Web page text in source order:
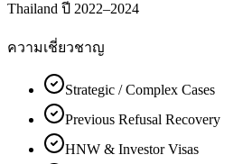
Thailand ปี 2022–2024
ความเชี่ยวชาญ
Strategic / Complex Cases
Previous Refusal Recovery
HNW & Investor Visas